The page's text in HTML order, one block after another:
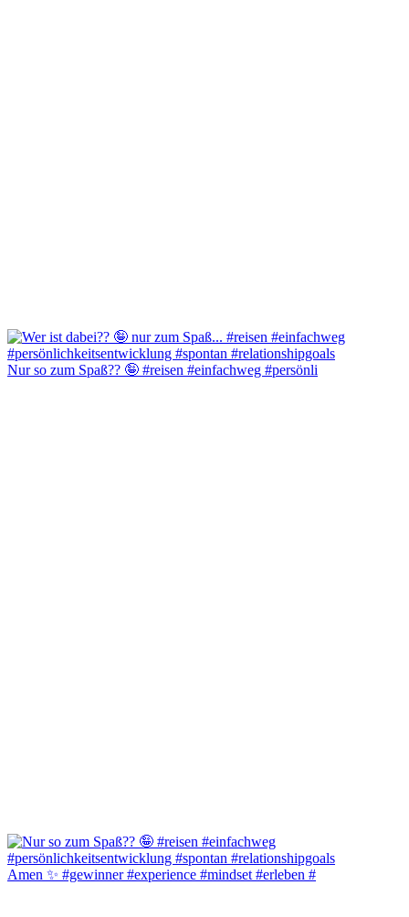
Nur so zum Spaß?? 🤪 #reisen #einfachweg #persönli
Amen ✨️ #gewinner #experience #mindset #erleben #